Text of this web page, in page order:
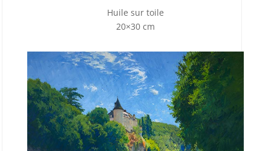
Huile sur toile
20×30 cm